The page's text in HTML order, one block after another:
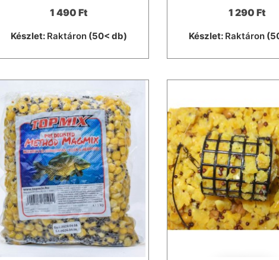
1 490 Ft
Készlet: Raktáron(50< db)
1 290 Ft
Készlet: Raktáron